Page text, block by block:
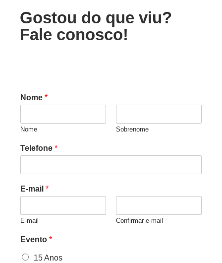
Gostou do que viu?
Fale conosco!
Nome *
Nome Sobrenome
Telefone *
E-mail *
E-mail Confirmar e-mail
Evento *
15 Anos